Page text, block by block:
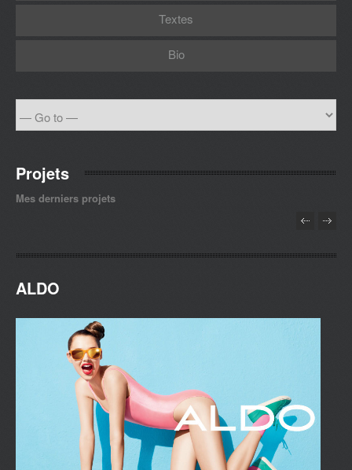
Textes
Bio
Projets
Mes derniers projets
ALDO